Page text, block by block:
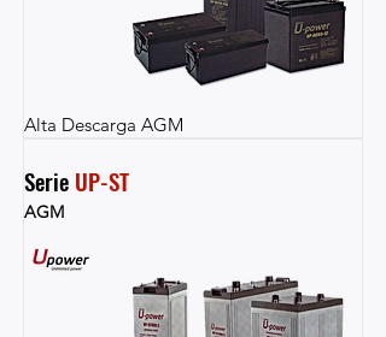
Alta Descarga AGM
Serie UP-ST
AGM